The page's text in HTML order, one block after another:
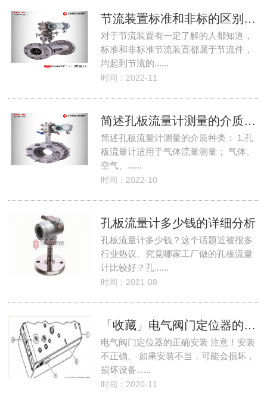
节流装置标准和非标的区别有哪些？
对于节流装置有一定了解的人都知道，
标准和非标准节流装置都属于节流件，
均起到节流的......
时间：2022-11
简述孔板流量计测量的介质种类
简述孔板流量计测量的介质种类： 1.孔
板流量计适用于气体流量测量； 气体、
空气、......
时间：2022-10
孔板流量计多少钱的详细分析
孔板流量计多少钱？这个话题近被很多
行业热议。究竟哪家工厂做的孔板流量
计比较好？孔......
时间：2021-08
「收藏」电气阀门定位器的正确安装
电气阀门定位器的正确安装 注意！安装
不正确。 如果安装不当，可能会损坏，
损坏设备......
时间：2020-11